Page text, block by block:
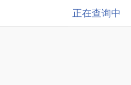
正在查询中